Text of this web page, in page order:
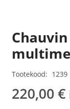
Tootekood: 1239
220,00 €